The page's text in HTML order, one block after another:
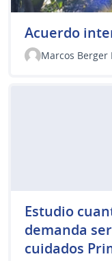
Acuerdo
Marcos Berger
Estudio
demanda
cuidados